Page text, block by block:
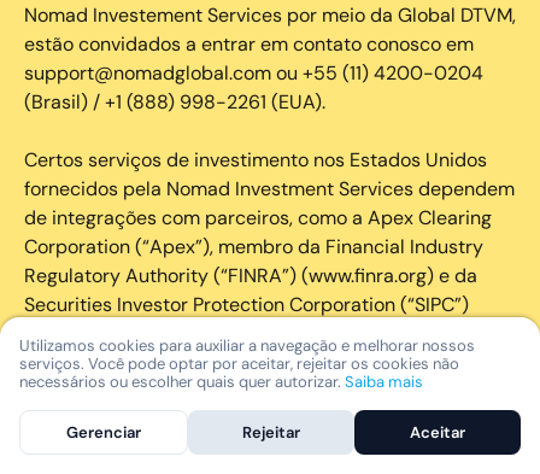
Nomad Investement Services por meio da Global DTVM,
estão convidados a entrar em contato conosco em
support@nomadglobal.com ou +55 (11) 4200-0204
(Brasil) / +1 (888) 998-2261 (EUA).
Certos serviços de investimento nos Estados Unidos
fornecidos pela Nomad Investment Services dependem
de integrações com parceiros, como a Apex Clearing
Corporation (“Apex”), membro da Financial Industry
Regulatory Authority (“FINRA”) (www.finra.org) e da
Securities Investor Protection Corporation (“SIPC”)
(https://www.sipc.org/).
A SIPC protege os valores mobiliários de clientes de
seus membros em até US$ 250.000,00 para
reclamações de dinheiro. Brochura explicativa
Utilizamos cookies para auxiliar a navegação e melhorar nossos
serviços. Você pode optar por aceitar, rejeitar os cookies não
necessários ou escolher quais quer autorizar. Saiba mais
Gerenciar Rejeitar Aceitar